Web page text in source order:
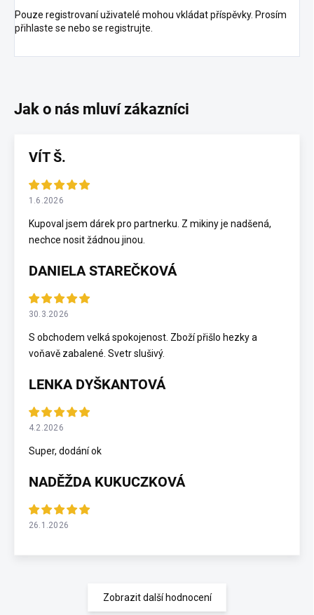
Pouze registrovaní uživatelé mohou vkládat příspěvky. Prosím
přihlaste se nebo se registrujte
VÍT Š.
1.6.2026
Kupoval jsem dárek pro partnerku. Z mikiny je nadšená,
nechce nosit žádnou jinou.
DANIELA STAREČKOVÁ
30.3.2026
S obchodem velká spokojenost. Zboží přišlo hezky a
voňavě zabalené. Svetr slušivý.
LENKA DYŠKANTOVÁ
4.2.2026
Super, dodání ok
NADĚŽDA KUKUCZKOVÁ
26.1.2026
Zobrazit další hodnocení